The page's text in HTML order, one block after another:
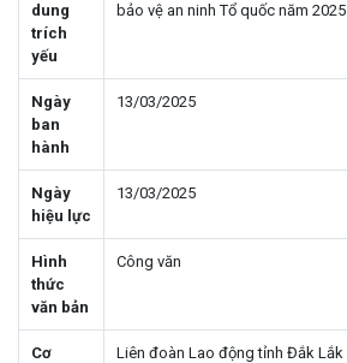
dung
trích
yếu
bảo vệ an ninh Tổ quốc năm 2025
Ngày
ban
hành
13/03/2025
Ngày
hiệu lực
13/03/2025
Hình
thức
văn bản
Công văn
Cơ
Liên đoàn Lao động tỉnh Đắk Lắk